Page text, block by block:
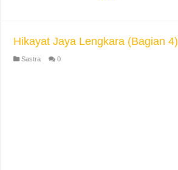
Hikayat Jaya Lengkara (Bagian 4)
Sastra 0